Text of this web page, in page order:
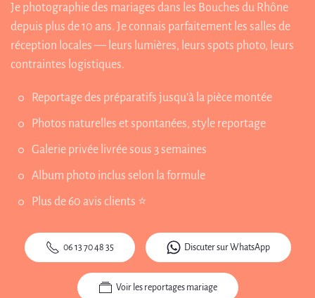
Je photographie des mariages dans les Bouches du Rhône
depuis plus de 10 ans. Je connais parfaitement les salles de
réception locales — leurs lumières, leurs spots photo, leurs
contraintes logistiques.
Reportage des préparatifs jusqu'à la pièce montée
Photos naturelles et spontanées, style reportage
Galerie privée livrée sous 3 semaines
Album photo inclus selon la formule
Plus de 60 avis clients ⭐
06 13 70 48 35 Discuter sur WhatsApp
Voir les reportages mariage